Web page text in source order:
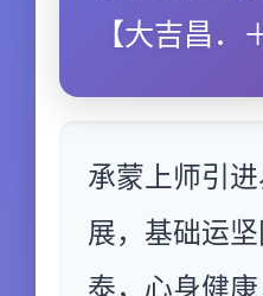
【大吉昌．
承蒙上师引
展，基础运
泰，心身健